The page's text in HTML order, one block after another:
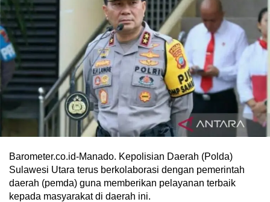
Barometer.co.id-Manado. Kepolisian Daerah (Polda)
Sulawesi Utara terus berkolaborasi dengan pemerintah
daerah (pemda) guna memberikan pelayanan terbaik
kepada masyarakat di daerah ini.